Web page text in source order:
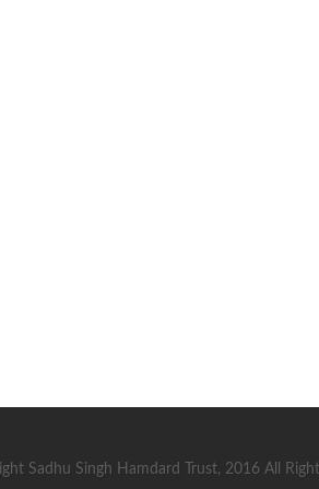
Sadhu Singh Hamdard Trust, 2016 All